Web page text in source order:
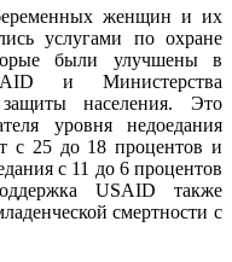
женщин и их
услугами по охране
были улучшены в
и Министерства
населения. Это
уровня недоедания
с 25 до 18 процентов и
с 11 до 6 процентов
USAID также
смертности с